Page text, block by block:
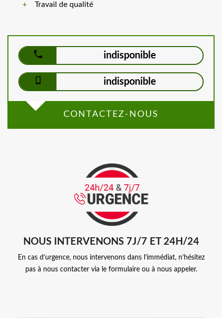
Travail de qualité
indisponible
indisponible
CONTACTEZ-NOUS
NOUS INTERVENONS 7J/7 ET 24H/24
En cas d’urgence, nous intervenons dans l’immédiat, n’hésitez
pas à nous contacter via le formulaire ou à nous appeler.